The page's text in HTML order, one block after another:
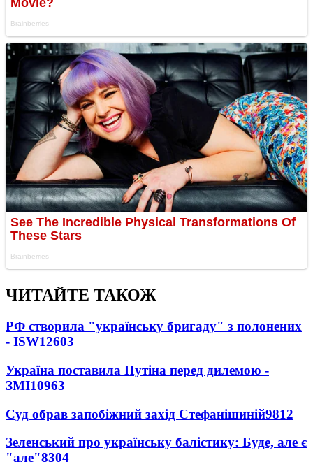
ЧИТАЙТЕ ТАКОЖ
РФ створила "українську бригаду" з полонених
- ISW12603
Україна поставила Путіна перед дилемою -
ЗМІ10963
Суд обрав запобіжний захід Стефанішиній9812
Зеленський про українську балістику: Буде, але є
"але"8304